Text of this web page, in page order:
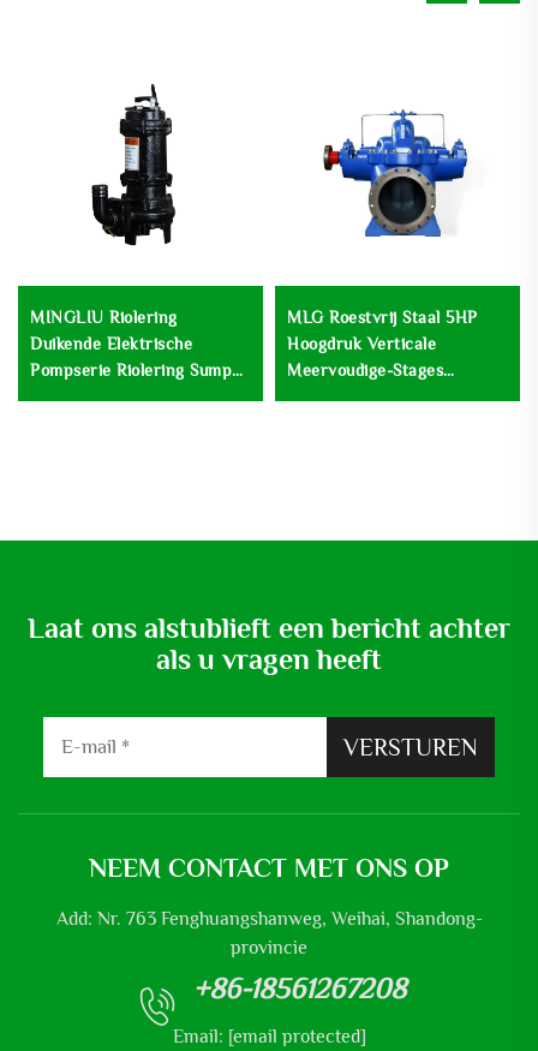
MINGLIU Riolering
Duikende Elektrische
Pompserie Riolering Sump
MLG Roestvrij Staal 5HP
Hoogdruk Verticale
Meervoudige-Stages
Laat ons alstublieft een bericht achter
als u vragen heeft
VERSTUREN
NEEM CONTACT MET ONS OP
Add: Nr. 763 Fenghuangshanweg, Weihai, Shandong-
provincie
+86-18561267208
Email: [email protected]